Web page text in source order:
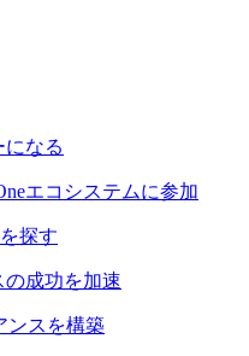
になる
エコシステムに参加
探す
の成功を加速
ンスを構築